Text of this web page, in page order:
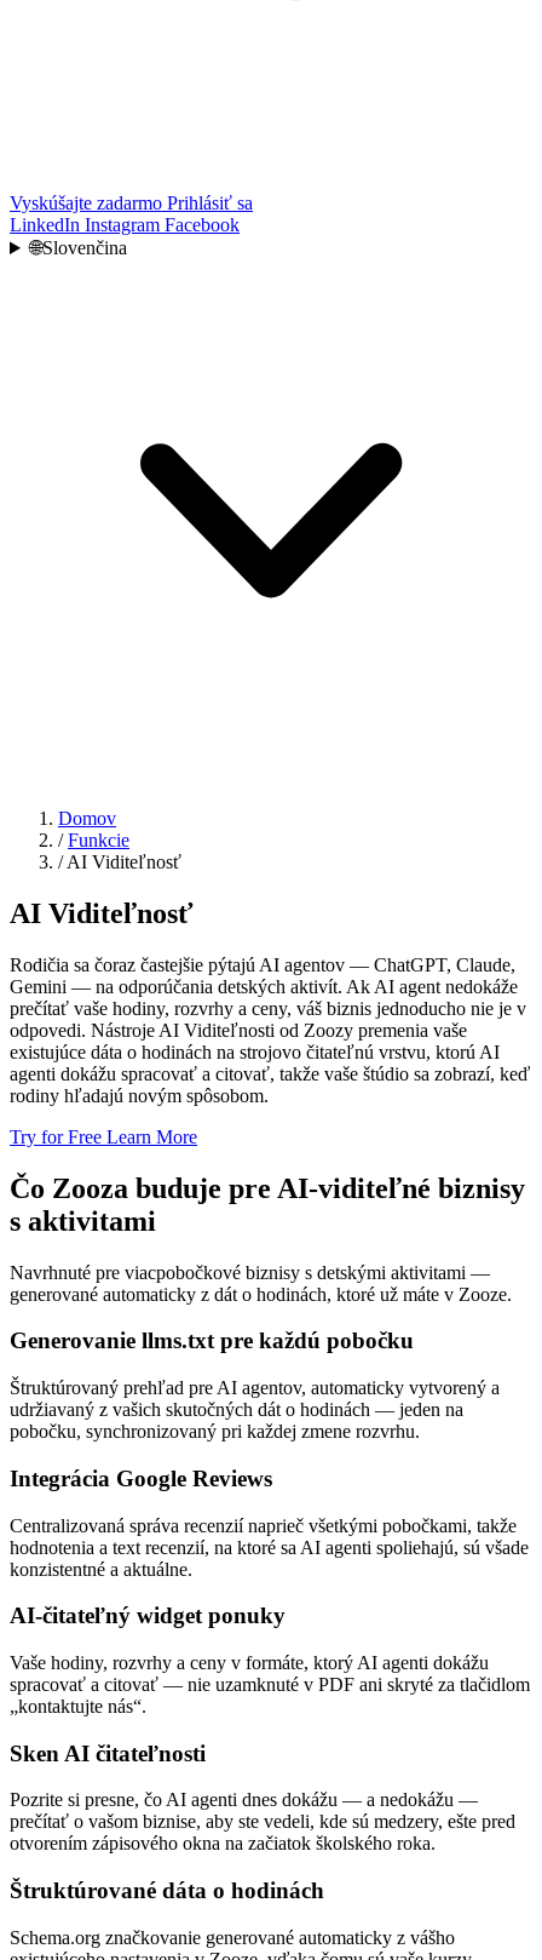
Vyskúšajte zadarmo Prihlásiť sa
LinkedIn Instagram Facebook
🌐Slovenčina
Domov
/ Funkcie
/ AI Viditeľnosť
AI Viditeľnosť
Rodičia sa čoraz častejšie pýtajú AI agentov — ChatGPT, Claude,
Gemini — na odporúčania detských aktivít. Ak AI agent nedokáže
prečítať vaše hodiny, rozvrhy a ceny, váš biznis jednoducho nie je v
odpovedi. Nástroje AI Viditeľnosti od Zoozy premenia vaše
existujúce dáta o hodinách na strojovo čitateľnú vrstvu, ktorú AI
agenti dokážu spracovať a citovať, takže vaše štúdio sa zobrazí, keď
rodiny hľadajú novým spôsobom.
Try for Free Learn More
Čo Zooza buduje pre AI-viditeľné biznisy
s aktivitami
Navrhnuté pre viacpobočkové biznisy s detskými aktivitami —
generované automaticky z dát o hodinách, ktoré už máte v Zooze.
Generovanie llms.txt pre každú pobočku
Štruktúrovaný prehľad pre AI agentov, automaticky vytvorený a
udržiavaný z vašich skutočných dát o hodinách — jeden na
pobočku, synchronizovaný pri každej zmene rozvrhu.
Integrácia Google Reviews
Centralizovaná správa recenzií naprieč všetkými pobočkami, takže
hodnotenia a text recenzií, na ktoré sa AI agenti spoliehajú, sú všade
konzistentné a aktuálne.
AI-čitateľný widget ponuky
Vaše hodiny, rozvrhy a ceny v formáte, ktorý AI agenti dokážu
spracovať a citovať — nie uzamknuté v PDF ani skryté za tlačidlom
„kontaktujte nás“.
Sken AI čitateľnosti
Pozrite si presne, čo AI agenti dnes dokážu — a nedokážu —
prečítať o vašom biznise, aby ste vedeli, kde sú medzery, ešte pred
otvorením zápisového okna na začiatok školského roka.
Štruktúrované dáta o hodinách
Schema.org značkovanie generované automaticky z vášho